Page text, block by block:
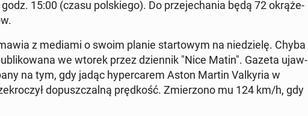
15:00 (czasu pol­skie­go). Do prze­je­cha­nia będą 72 okrą­że­
z mediami o swoim planie star­to­wym na nie­dzie­lę. Chyba
we wtorek przez dzien­nik "Nice Matin". Gazeta ujaw­
na tym, gdy jadąc hy­per­ca­rem Aston Martin Val­ky­ria w
do­pusz­czal­ną pręd­kość. Zmie­rzo­no mu 124 km/h, gdy